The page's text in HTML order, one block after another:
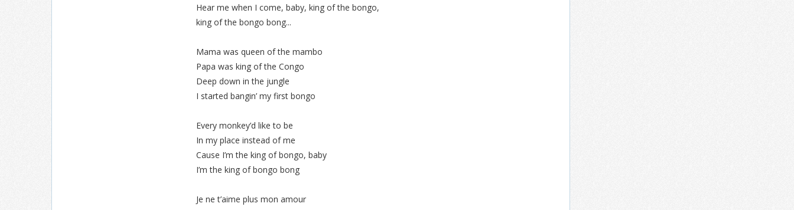
Hear me when I come, baby, king of the bongo,
king of the bongo bong...
Mama was queen of the mambo
Papa was king of the Congo
Deep down in the jungle
I started bangin’ my first bongo
Every monkey’d like to be
In my place instead of me
Cause I’m the king of bongo, baby
I’m the king of bongo bong
Je ne t’aime plus mon amour